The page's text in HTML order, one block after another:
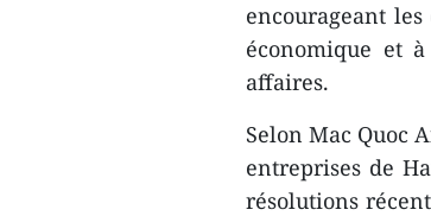
encourageant
économique et
affaires.
Selon Mac Quoc
entreprises de
résolutions